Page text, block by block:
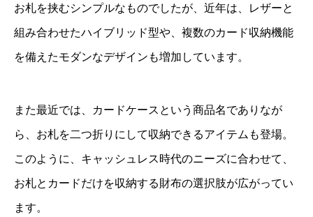
お札を挟むシンプルなものでしたが、近年は、レザーと
組み合わせたハイブリッド型や、複数のカード収納機能
を備えたモダンなデザインも増加しています。
また最近では、カードケースという商品名でありなが
ら、お札を二つ折りにして収納できるアイテムも登場。
このように、キャッシュレス時代のニーズに合わせて、
お札とカードだけを収納する財布の選択肢が広がってい
ます。